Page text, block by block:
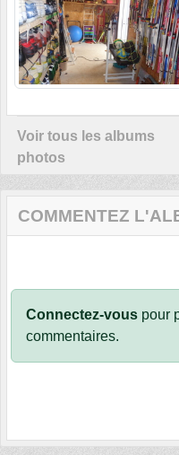
Voir tous les albums
photos
COMMENTEZ
Connectez-vous pour
commentaires.